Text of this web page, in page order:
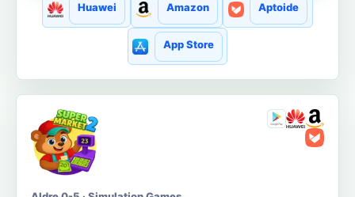
Huawei Amazon Aptoide
App Store